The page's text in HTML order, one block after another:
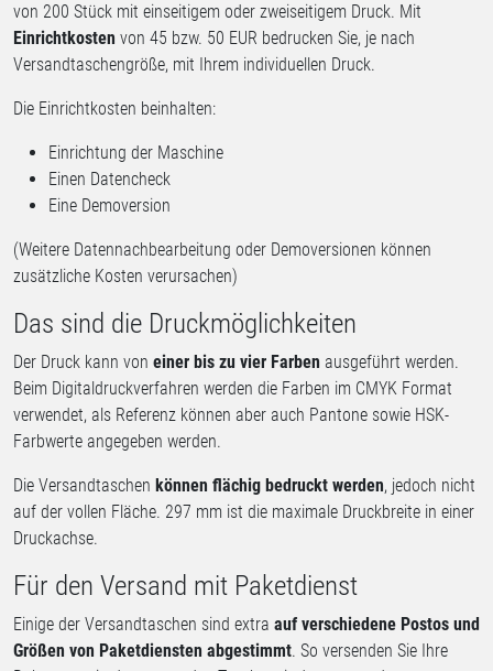
von 200 Stück mit einseitigem oder zweiseitigem Druck. Mit
Einrichtkosten von 45 bzw. 50 EUR bedrucken Sie, je nach
Versandtaschengröße, mit Ihrem individuellen Druck.
Die Einrichtkosten beinhalten:
Einrichtung der Maschine
Einen Datencheck
Eine Demoversion
(Weitere Datennachbearbeitung oder Demoversionen können
zusätzliche Kosten verursachen)
Das sind die Druckmöglichkeiten
Der Druck kann von einer bis zu vier Farben ausgeführt werden.
Beim Digitaldruckverfahren werden die Farben im CMYK Format
verwendet, als Referenz können aber auch Pantone sowie HSK-
Farbwerte angegeben werden.
Die Versandtaschen können flächig bedruckt werden, jedoch nicht
auf der vollen Fläche. 297 mm ist die maximale Druckbreite in einer
Druckachse.
Für den Versand mit Paketdienst
Einige der Versandtaschen sind extra auf verschiedene Postos und
Größen von Paketdiensten abgestimmt. So versenden Sie Ihre